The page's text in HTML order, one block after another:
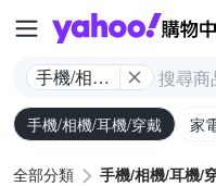
手機/相機/
耳機/穿戴
手機/相機/耳機/穿戴 家
全部分類 手機/相機/耳機/